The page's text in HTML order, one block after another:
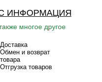
ИНФОРМАЦИЯ
многое другое
Доставка
Обмен и возврат
товара
Отгрузка товаров